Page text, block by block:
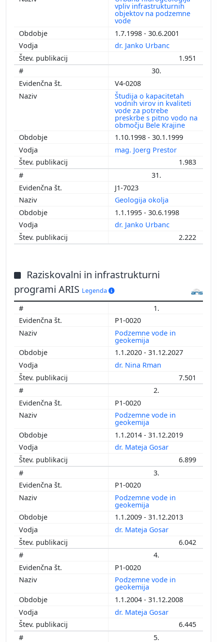
vpliv infrastrukturnih
objektov na podzemne
vode
1.7.1998 - 30.6.2001
dr. Janko Urbanc
1.951
30.
V4-0208
Študija o kapacitetah
vodnih virov in kvaliteti
vode za potrebe
preskrbe s pitno vodo na
območju Bele Krajine
1.10.1998 - 30.1.1999
mag. Joerg Prestor
1.983
31.
J1-7023
Geologija okolja
1.1.1995 - 30.6.1998
dr. Janko Urbanc
2.222
Raziskovalni in infrastrukturni
programi ARIS Legenda
1.
P1-0020
Podzemne vode in
geokemija
1.1.2020 - 31.12.2027
dr. Nina Rman
7.501
2.
P1-0020
Podzemne vode in
geokemija
1.1.2014 - 31.12.2019
dr. Mateja Gosar
6.899
3.
P1-0020
Podzemne vode in
geokemija
1.1.2009 - 31.12.2013
dr. Mateja Gosar
6.042
4.
P1-0020
Podzemne vode in
geokemija
1.1.2004 - 31.12.2008
dr. Mateja Gosar
6.445
5.